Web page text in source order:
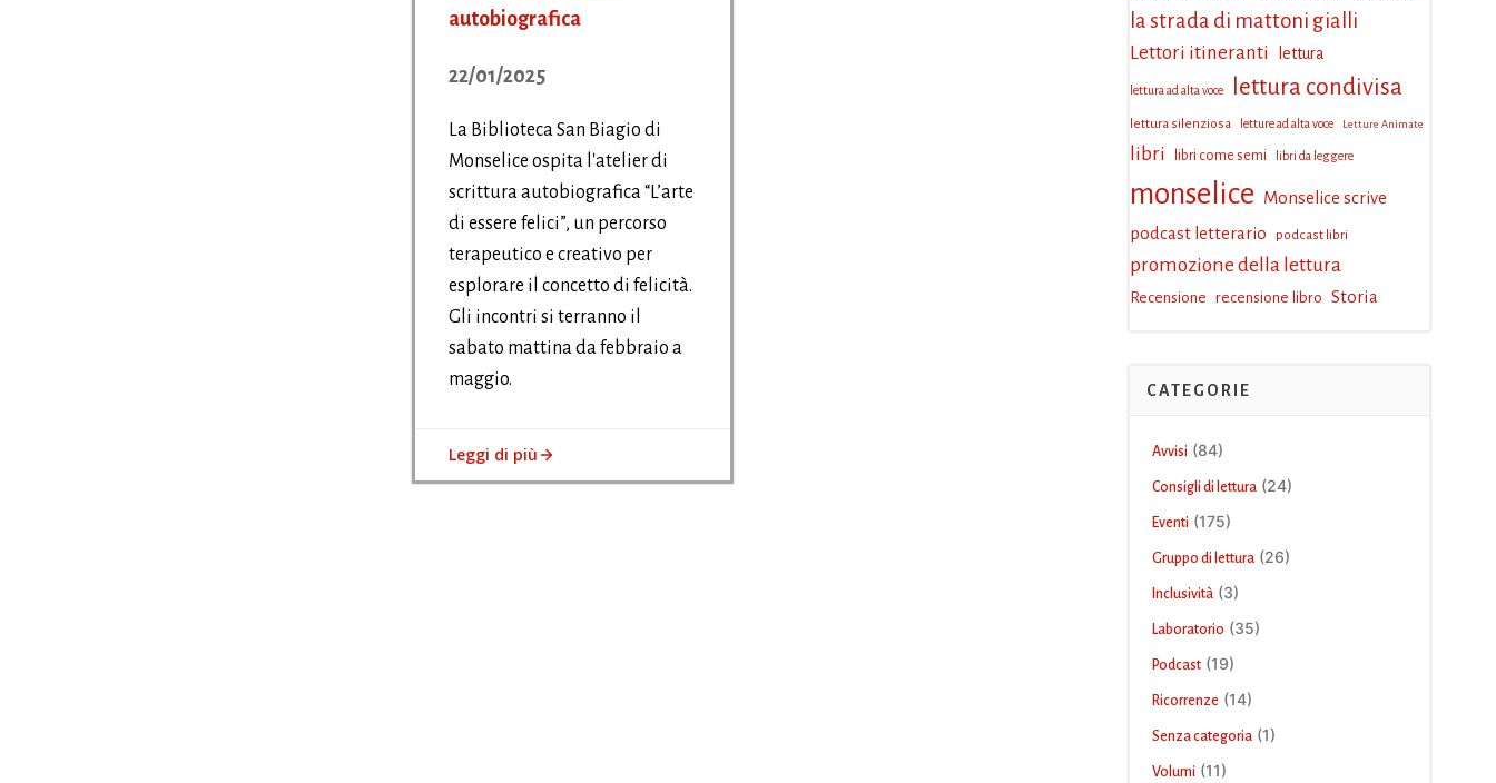
autobiografica
22/01/2025
La Biblioteca San Biagio di
Monselice ospita l'atelier di
scrittura autobiografica “L’arte
di essere felici”, un percorso
terapeutico e creativo per
esplorare il concetto di felicità.
Gli incontri si terranno il
sabato mattina da febbraio a
maggio.
Leggi di più
la strada di mattoni gialli
Lettori itineranti lettura
lettura ad alta voce lettura condivisa
lettura silenziosa letture ad alta voce Letture Animate
libri libri come semi libri da leggere
monselice Monselice scrive
podcast letterario
podcast libri
promozione della lettura
Recensione recensione libro Storia
CATEGORIE
Avvisi (84)
Consigli di lettura(24)
Eventi (175)
Gruppo di lettura(26)
Inclusività(3)
Laboratorio (35)
Podcast(19)
Ricorrenze (14)
Senza categoria(1)
Volumi (11)